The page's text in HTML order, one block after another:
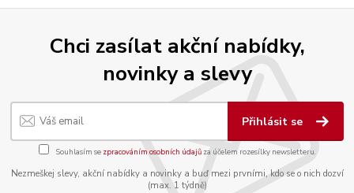
Chci zasílat akční nabídky,
novinky a slevy
Přihlásit se
Souhlasím se zpracováním osobních údajůza účelem rozesílky newsletteru.
Nezmeškej slevy, akční nabídky a novinky a buď mezi prvními, kdo se o nich dozví
(max. 1 týdně)